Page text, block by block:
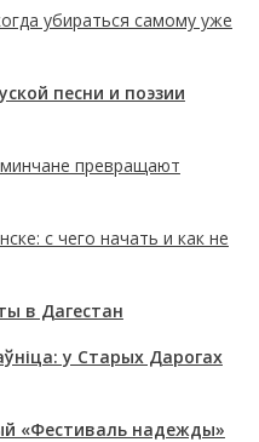
убираться самому уже
песни и поэзии
превращают
с чего начать и как не
в Дагестан
у Старых Дарогах
«Фестиваль надежды»